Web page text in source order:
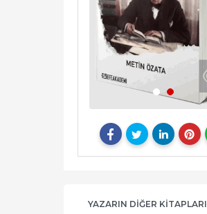
YAZARIN DIĞER KITAPLARI